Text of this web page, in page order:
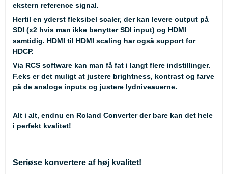
ekstern reference signal.
Hertil en yderst fleksibel scaler, der kan levere output på
SDI (x2 hvis man ikke benytter SDI input) og HDMI
samtidig. HDMI til HDMI scaling har også support for
HDCP.
Via RCS software kan man få fat i langt flere indstillinger.
F.eks er det muligt at justere brightness, kontrast og farve
på de analoge inputs og justere lydniveauerne.
Alt i alt, endnu en Roland Converter der bare kan det hele
i perfekt kvalitet!
Seriøse konvertere af høj kvalitet!